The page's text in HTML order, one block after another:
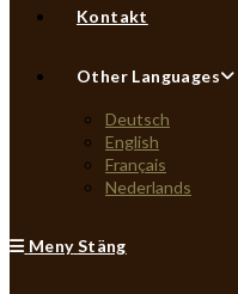
Kontakt
Other Languages
Deutsch
English
Français
Nederlands
Meny Stäng